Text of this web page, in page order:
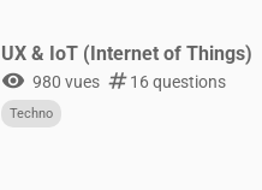
UX & IoT (Internet of Things)
visibility 980 vues numbers16 questions
Techno